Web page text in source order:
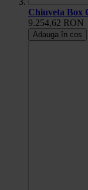
Chiuveta Box
9.254,62 RON
Adauga în cos